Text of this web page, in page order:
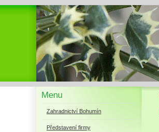
Menu
Zahradnictví Bohumín
Představení firmy